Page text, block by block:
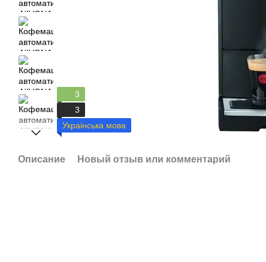
3
3
Украінська мова
Описание Новый отзыв или комментарий